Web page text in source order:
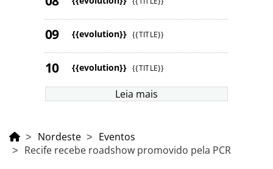
{{evolution}} {{TITLE}}
{{evolution}} {{TITLE}}
Leia mais
Nordeste
Eventos
Recife recebe roadshow promovido pela PCR